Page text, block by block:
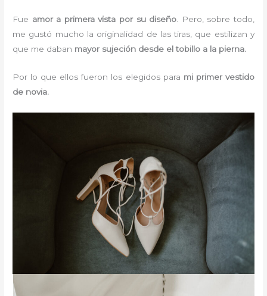
Fue amor a primera vista por su diseño . Pero, sobre todo,
me gustó mucho la originalidad de las tiras, que estilizan y
que me daban mayor sujeción desde el tobillo a la pierna.
Por lo que ellos fueron los elegidos para mi primer vestido
de novia.